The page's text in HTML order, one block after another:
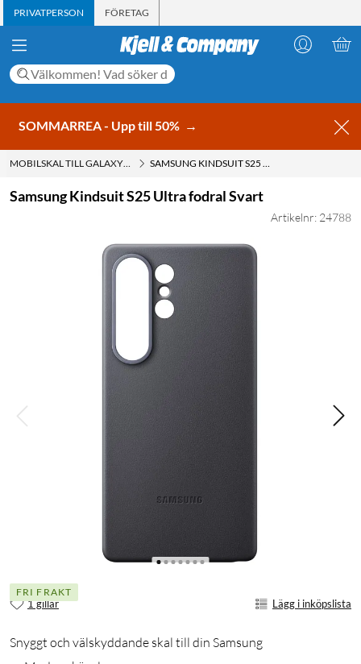
PRIVATPERSON FÖRETAG
SOMMARREA - Upp till 50% →
MOBILSKAL TILL GALAXY S25 ULTRA SAMSUNG KINDSUIT S25 ULTRA FODRAL SVART
Samsung Kindsuit S25 Ultra fodral Svart
Artikelnr: 24788
FRI FRAKT
1 gillar Lägg i inköpslista
Snyggt och välskyddande skal till din Samsung